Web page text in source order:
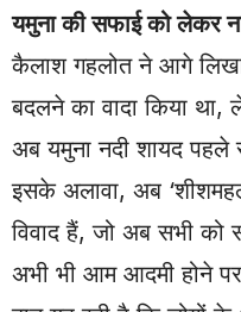
यमुना की सफाई को लेकर
कैलाश गहलोत ने आगे
बदलने का वादा किया था,
अब यमुना नदी शायद पहले
इसके अलावा, अब
विवाद हैं, जो अब सभी को
अभी भी आम आदमी होने